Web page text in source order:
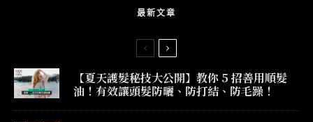
最新文章
【夏天護髮秘技大公開】教你 5 招善用順髮
油！有效讓頭髮防曬、防打結、防毛躁！